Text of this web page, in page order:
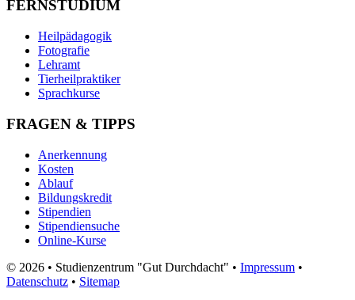
FERNSTUDIUM
Heilpädagogik
Fotografie
Lehramt
Tierheilpraktiker
Sprachkurse
FRAGEN & TIPPS
Anerkennung
Kosten
Ablauf
Bildungskredit
Stipendien
Stipendiensuche
Online-Kurse
© 2026 • Studienzentrum "Gut Durchdacht" • Impressum •
Datenschutz • Sitemap